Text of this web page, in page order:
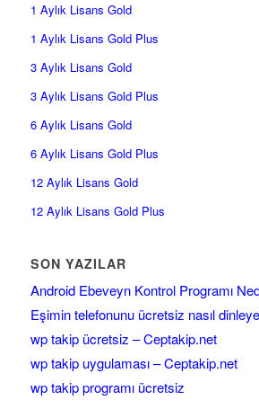
1 Aylık Lisans Gold
1 Aylık Lisans Gold Plus
3 Aylık Lisans Gold
3 Aylık Lisans Gold Plus
6 Aylık Lisans Gold
6 Aylık Lisans Gold Plus
12 Aylık Lisans Gold
12 Aylık Lisans Gold Plus
SON YAZILAR
Android Ebeveyn Kontrol Programı
Eşimin telefonunu ücretsiz nasıl
wp takip ücretsiz – Ceptakip.net
wp takip uygulaması – Ceptakip.net
wp takip programı ücretsiz